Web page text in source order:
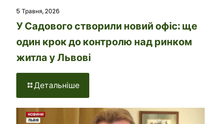
5 Травня, 2026
У Садового створили новий офіс: ще
один крок до контролю над ринком
житла у Львові
Детальніше